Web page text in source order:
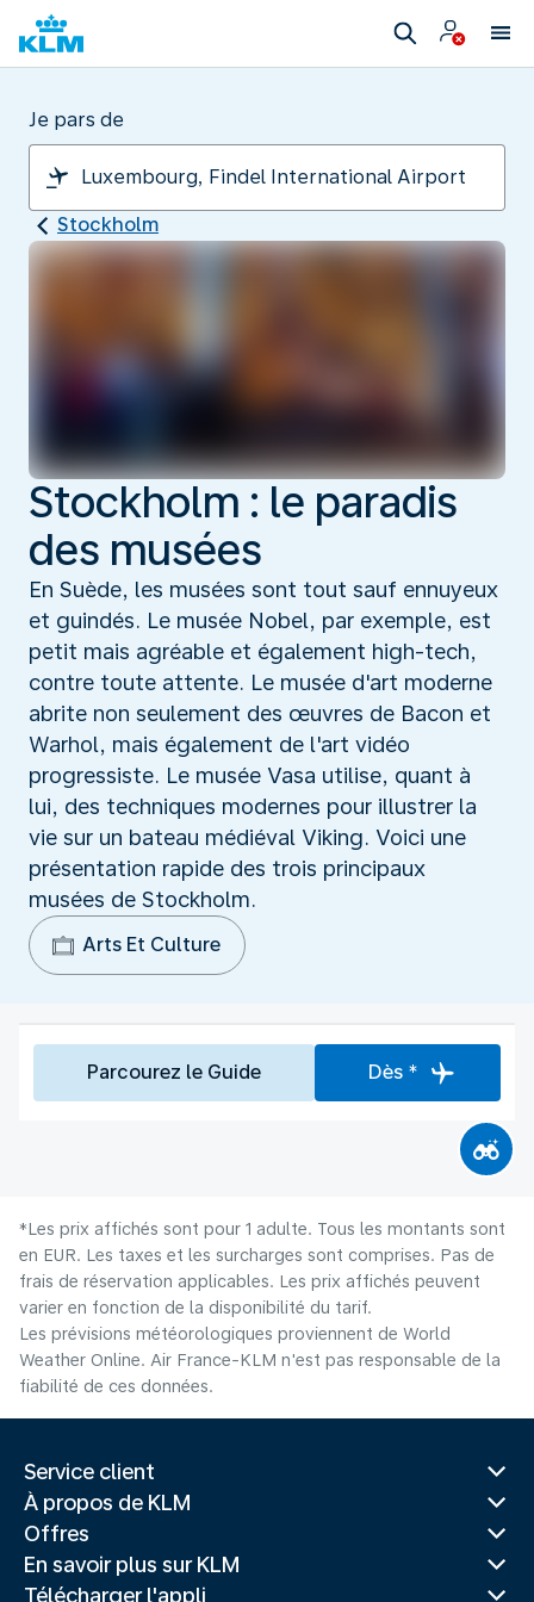
Je pars de
Stockholm
Stockholm : le paradis
des musées
En Suède, les musées sont tout sauf ennuyeux
et guindés. Le musée Nobel, par exemple, est
petit mais agréable et également high-tech,
contre toute attente. Le musée d'art moderne
abrite non seulement des œuvres de Bacon et
Warhol, mais également de l'art vidéo
progressiste. Le musée Vasa utilise, quant à
lui, des techniques modernes pour illustrer la
vie sur un bateau médiéval Viking. Voici une
présentation rapide des trois principaux
musées de Stockholm.
Arts Et Culture
Parcourez le Guide Dès *
*Les prix affichés sont pour 1 adulte. Tous les montants sont
en EUR. Les taxes et les surcharges sont comprises. Pas de
frais de réservation applicables. Les prix affichés peuvent
varier en fonction de la disponibilité du tarif.
Les prévisions météorologiques proviennent de World
Weather Online. Air France-KLM n'est pas responsable de la
fiabilité de ces données.
Service client
À propos de KLM
Offres
En savoir plus sur KLM
Télécharger l'appli